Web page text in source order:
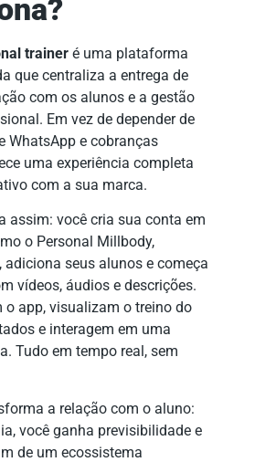
trainer é uma plataforma
que centraliza a entrega de
com os alunos e a gestão
Em vez de depender de
WhatsApp e cobranças
uma experiência completa
com a sua marca.
assim: você cria sua conta em
o Personal Millbody,
adiciona seus alunos e começa
vídeos, áudios e descrições.
o app, visualizam o treino do
e interagem em uma
Tudo em tempo real, sem
a relação com o aluno:
você ganha previsibilidade e
de um ecossistema